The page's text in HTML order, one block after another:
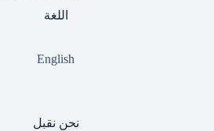
اللغة
English
نحن نقبل